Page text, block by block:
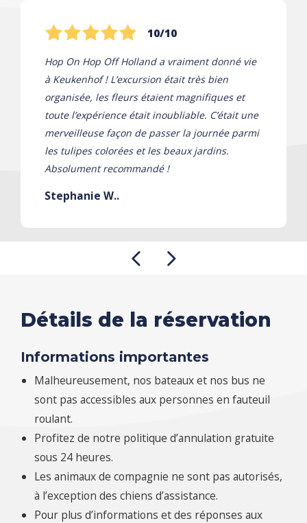
10/10
Hop On Hop Off Holland a vraiment donné vie
à Keukenhof ! L’excursion était très bien
organisée, les fleurs étaient magnifiques et
toute l’expérience était inoubliable. C’était une
merveilleuse façon de passer la journée parmi
les tulipes colorées et les beaux jardins.
Absolument recommandé !
Stephanie W..
Détails de la réservation
Informations importantes
Malheureusement, nos bateaux et nos bus ne
sont pas accessibles aux personnes en fauteuil
roulant.
Profitez de notre politique d’annulation gratuite
sous 24 heures.
Les animaux de compagnie ne sont pas autorisés,
à l’exception des chiens d’assistance.
Pour plus d’informations et des réponses aux